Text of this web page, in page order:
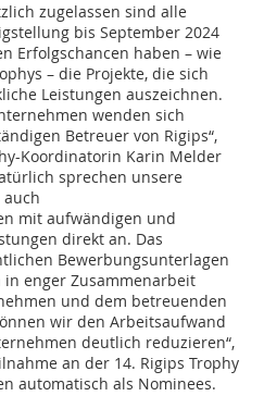
zugelassen sind alle
bis September 2024
Erfolgschancen haben – wie
– die Projekte, die sich
Leistungen auszeichnen.
wenden sich
Betreuer von Rigips“,
Koordinatorin Karin Melder
sprechen unsere
mit aufwändigen und
direkt an. Das
Bewerbungsunterlagen
enger Zusammenarbeit
und dem betreuenden
wir den Arbeitsaufwand
deutlich reduzieren“,
an der 14. Rigips Trophy
automatisch als Nominees.